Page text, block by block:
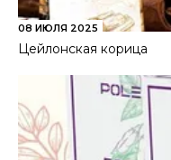
08 ИЮЛЯ 2025
Цейлонская корица